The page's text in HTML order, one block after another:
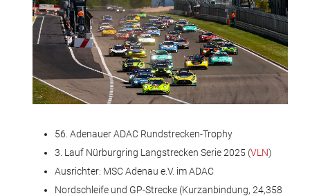
56. Adenauer ADAC Rundstrecken-Trophy
3. Lauf Nürburgring Langstrecken Serie 2025 (VLN)
Ausrichter: MSC Adenau e.V. im ADAC
Nordschleife und GP-Strecke (Kurzanbindung, 24,358